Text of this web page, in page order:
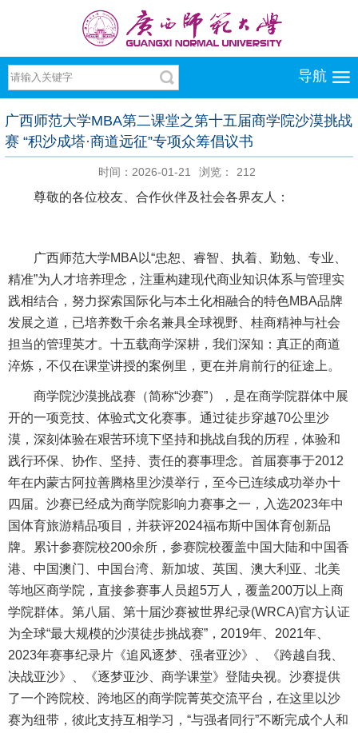
导航
广西师范大学MBA第二课堂之第十五届商学院沙漠挑战
赛 “积沙成塔·商道远征”专项众筹倡议书
时间：2026-01-21 浏览： 212
尊敬的各位校友、合作伙伴及社会各界友人：
广西师范大学MBA以“忠恕、睿智、执着、勤勉、专业、
精准”为人才培养理念，注重构建现代商业知识体系与管理实
践相结合，努力探索国际化与本土化相融合的特色MBA品牌
发展之道，已培养数千余名兼具全球视野、桂商精神与社会
担当的管理英才。十五载商学深耕，我们深知：真正的商道
淬炼，不仅在课堂讲授的案例里，更在并肩前行的征途上。
商学院沙漠挑战赛（简称“沙赛”），是在商学院群体中展
开的一项竞技、体验式文化赛事。通过徒步穿越70公里沙
漠，深刻体验在艰苦环境下坚持和挑战自我的历程，体验和
践行环保、协作、坚持、责任的赛事理念。首届赛事于2012
年在内蒙古阿拉善腾格里沙漠举行，至今已连续成功举办十
四届。沙赛已经成为商学院影响力赛事之一，入选2023年中
国体育旅游精品项目，并获评2024福布斯中国体育创新品
牌。累计参赛院校200余所，参赛院校覆盖中国大陆和中国香
港、中国澳门、中国台湾、新加坡、英国、澳大利亚、北美
等地区商学院，直接参赛事人员超5万人，覆盖200万以上商
学院群体。第八届、第十届沙赛被世界纪录(WRCA)官方认证
为全球“最大规模的沙漠徒步挑战赛”，2019年、2021年、
2023年赛事纪录片《追风逐梦、强者亚沙》、《跨越自我、
决战亚沙》、《逐梦亚沙、商学课堂》登陆央视。沙赛提供
了一个跨院校、跨地区的商学院菁英交流平台，在这里以沙
赛为纽带，彼此支持互相学习，“与强者同行”不断完成个人和